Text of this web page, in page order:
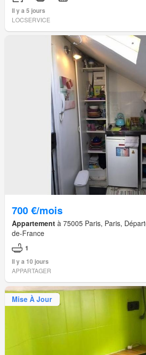
Il y a 5 jours
LOCSERVICE
700 €/mois
Appartement à 75005 Paris, Paris,
de-France
1
Il y a 10 jours
APPARTAGER
Mise À Jour